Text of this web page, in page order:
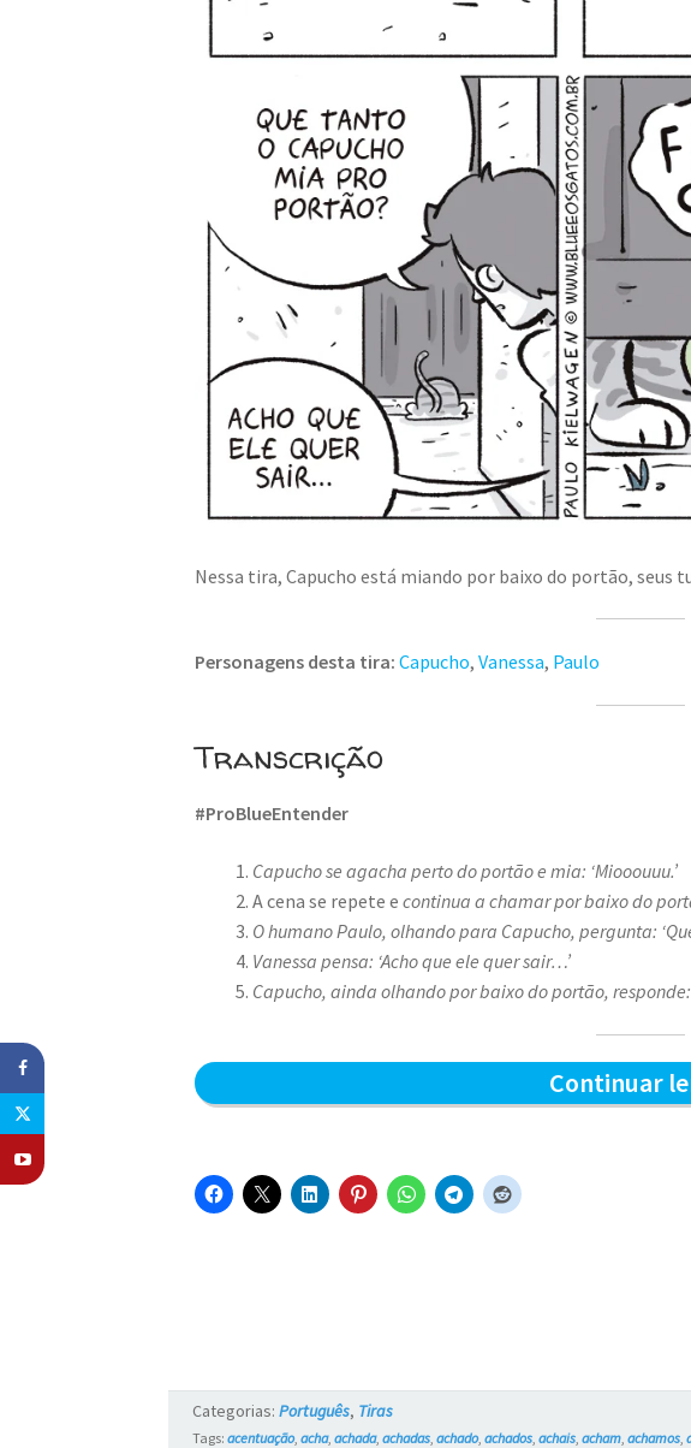
Nessa tira, Capucho está miando por baixo do portão, seus
Personagens desta tira: Capucho,Vanessa, Paulo
Transcrição
#ProBlueEntender
Capucho se agacha perto do portão e mia: ‘Miooouuu.’
A cena se repete e continua a chamar por baixo do
O humano Paulo, olhando para Capucho, pergunta:
Vanessa pensa: ‘Acho que ele quer sair…’
Capucho, ainda olhando por baixo do portão, responde:
Continuar
Categorias:Português, Tiras
Tags:acentuação,acha,achada,achadas ,achado,achados ,achais ,acham ,achamos ,